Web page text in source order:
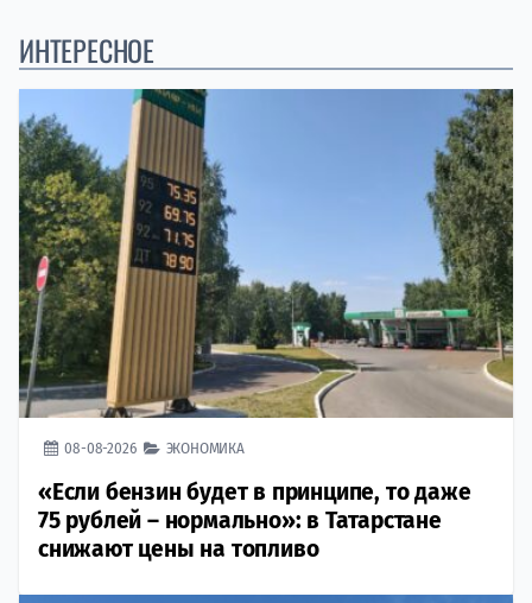
ИНТЕРЕСНОЕ
08-08-2026 ЭКОНОМИКА
«Если бензин будет в принципе, то даже
75 рублей – нормально»: в Татарстане
снижают цены на топливо